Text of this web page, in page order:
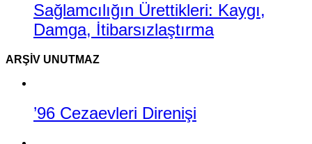
Sağlamcılığın Ürettikleri: Kaygı,
Damga, İtibarsızlaştırma
ARŞIV UNUTMAZ
’96 Cezaevleri Direnişi